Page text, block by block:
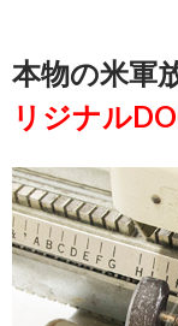
本物の米軍
リジナル